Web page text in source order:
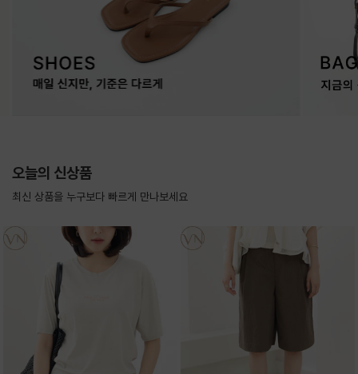
오늘의 신상품
최신 상품을 누구보다 빠르게 만나보세요